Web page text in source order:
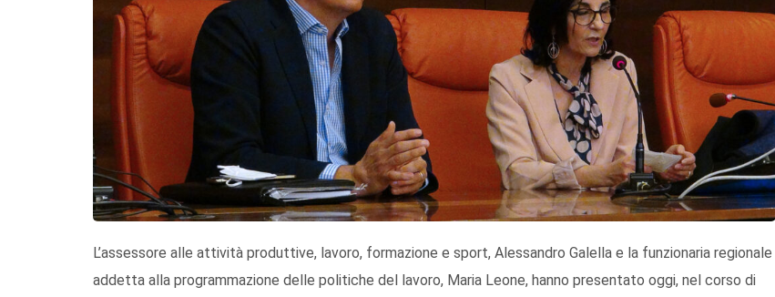
L’assessore alle attività produttive, lavoro, formazione e sport, Alessandro Galella e la funzionaria regionale
addetta alla programmazione delle politiche del lavoro, Maria Leone, hanno presentato oggi, nel corso di